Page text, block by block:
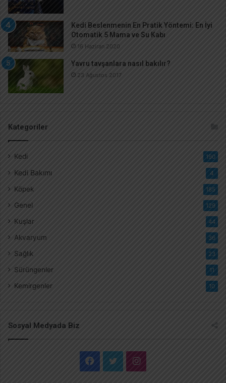
Kedi Beslenmenin En Pratik Yöntemi: En İyi
Otomatik 5 Mama ve Su Kabı
16 Haziran 2020
Yavru tavşanlara nasıl bakılır?
23 Ağustos 2017
Kategoriler
Kedi 190
Kedi Bakımı 4
Köpek 185
Genel 129
Kuşlar 44
Akvaryum 36
Sağlık 23
Sürüngenler 11
Kemirgenler 10
Sosyal Medyada Biz
I